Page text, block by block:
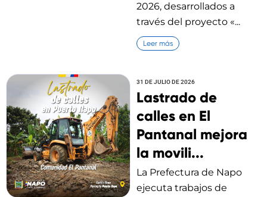
2026, desarrollados a
través del proyecto «...
Leer más
31 DE JULIO DE 2026
Lastrado de
calles en El
Pantanal mejora
la movili...
La Prefectura de Napo
ejecuta trabajos de